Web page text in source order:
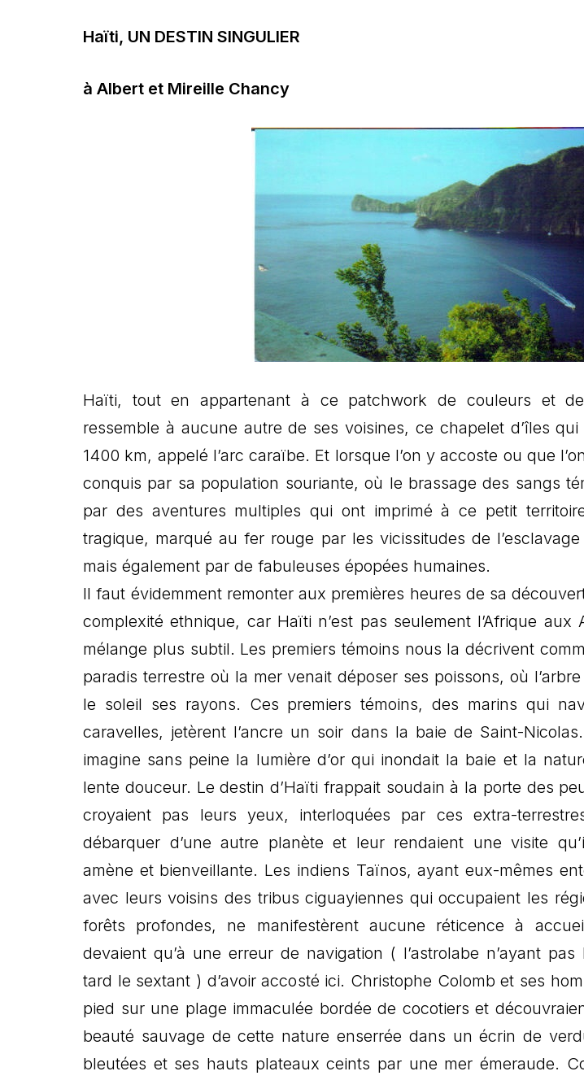
Haïti, UN DESTIN SINGULIER
à Albert et Mireille Chancy
Haïti, tout en appartenant à ce patchwork de couleurs et
ressemble à aucune autre de ses voisines, ce chapelet d’îles
1400 km, appelé l’arc caraïbe. Et lorsque l’on y accoste ou que
conquis par sa population souriante, où le brassage des sangs
par des aventures multiples qui ont imprimé à ce petit
tragique, marqué au fer rouge par les vicissitudes de
mais également par de fabuleuses épopées humaines.
Il faut évidemment remonter aux premières heures de sa
complexité ethnique, car Haïti n’est pas seulement l’Afrique aux
mélange plus subtil. Les premiers témoins nous la décrivent
paradis terrestre où la mer venait déposer ses poissons, où
le soleil ses rayons. Ces premiers témoins, des marins qui
caravelles, jetèrent l’ancre un soir dans la baie de Saint-
imagine sans peine la lumière d’or qui inondait la baie et la
lente douceur. Le destin d’Haïti frappait soudain à la porte des
croyaient pas leurs yeux, interloquées par ces extra-
débarquer d’une autre planète et leur rendaient une visite
amène et bienveillante. Les indiens Taïnos, ayant eux-mêmes
avec leurs voisins des tribus ciguayiennes qui occupaient les
forêts profondes, ne manifestèrent aucune réticence à
devaient qu’à une erreur de navigation ( l’astrolabe n’ayant
tard le sextant ) d’avoir accosté ici. Christophe Colomb et ses
pied sur une plage immaculée bordée de cocotiers et
beauté sauvage de cette nature enserrée dans un écrin de
bleutées et ses hauts plateaux ceints par une mer émeraude.